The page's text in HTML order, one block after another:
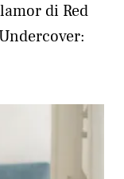
di Red